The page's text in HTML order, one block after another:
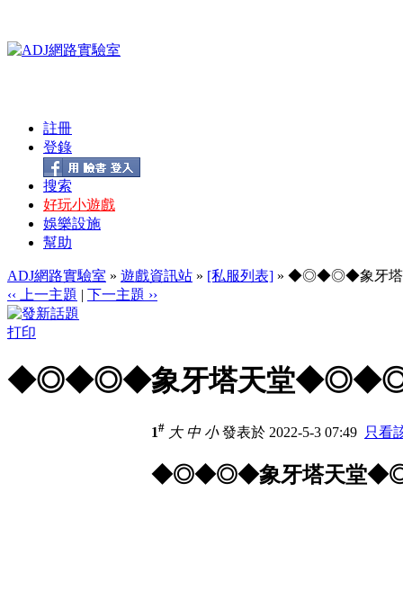
註冊
登錄
搜索
好玩小遊戲
娛樂設施
幫助
ADJ網路實驗室 » 遊戲資訊站 » [私服列表] » ◆◎◆◎◆象牙
‹‹ 上一主題 | 下一主題 ››
打印
◆◎◆◎◆象牙塔天堂
1# 大 中 小發表於 2022-5-3 07:49 只看
◆◎◆◎◆象牙塔天堂